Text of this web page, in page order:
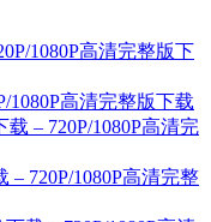
1080P高清完整版下载
– 720P/1080P高清完整